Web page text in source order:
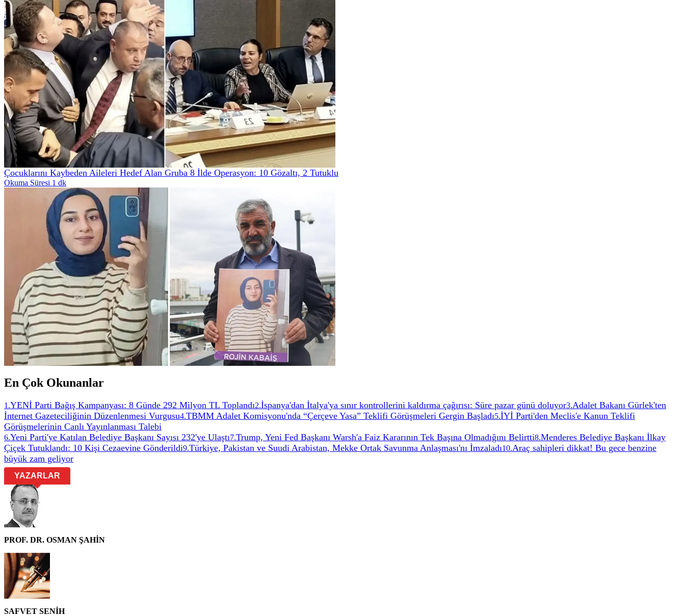
Çocuklarını Kaybeden Aileleri Hedef Alan Gruba 8 İlde Operasyon: 10 Gözaltı, 2 Tutuklu
Okuma Süresi 1 dk
En Çok Okunanlar
1 .YENİ Parti Bağış Kampanyası: 8 Günde 292 Milyon TL Toplandı2.İspanya'dan İtalya'ya sınır kontrollerini kaldırma çağırısı: Süre pazar günü doluyor3.Adalet Bakanı Gürlek'ten
İnternet Gazeteciliğinin Düzenlenmesi Vurgusu4.TBMM Adalet Komisyonu'nda “Çerçeve Yasa” Teklifi Görüşmeleri Gergin Başladı5.İYİ Parti'den Meclis'e Kanun Teklifi
Görüşmelerinin Canlı Yayınlanması Talebi
6.Yeni Parti'ye Katılan Belediye Başkanı Sayısı 232'ye Ulaştı7.Trump, Yeni Fed Başkanı Warsh'a Faiz Kararının Tek Başına Olmadığını Belirtti8.Menderes Belediye Başkanı İlkay
Çiçek Tutuklandı: 10 Kişi Cezaevine Gönderildi9.Türkiye, Pakistan ve Suudi Arabistan, Mekke Ortak Savunma Anlaşması'nı İmzaladı10.Araç sahipleri dikkat! Bu gece benzine
büyük zam geliyor
YAZARLAR
PROF. DR. OSMAN ŞAHİN
SAFVET SENİH